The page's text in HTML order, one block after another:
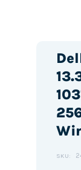
SKU: